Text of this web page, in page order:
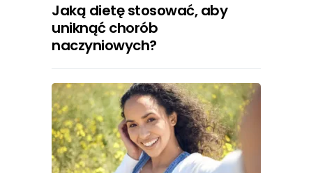
Jaką dietę stosować, aby
uniknąć chorób
naczyniowych?